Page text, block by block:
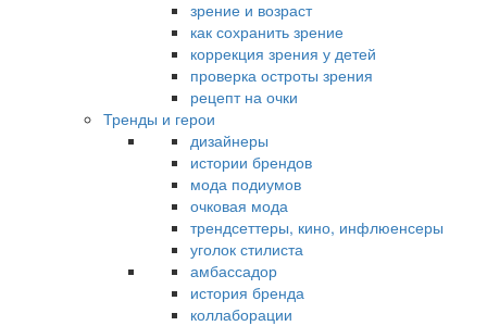
зрение и возраст
как сохранить зрение
коррекция зрения у детей
проверка остроты зрения
рецепт на очки
Тренды и герои
дизайнеры
истории брендов
мода подиумов
очковая мода
трендсеттеры, кино, инфлюенсеры
уголок стилиста
амбассадор
история бренда
коллаборации